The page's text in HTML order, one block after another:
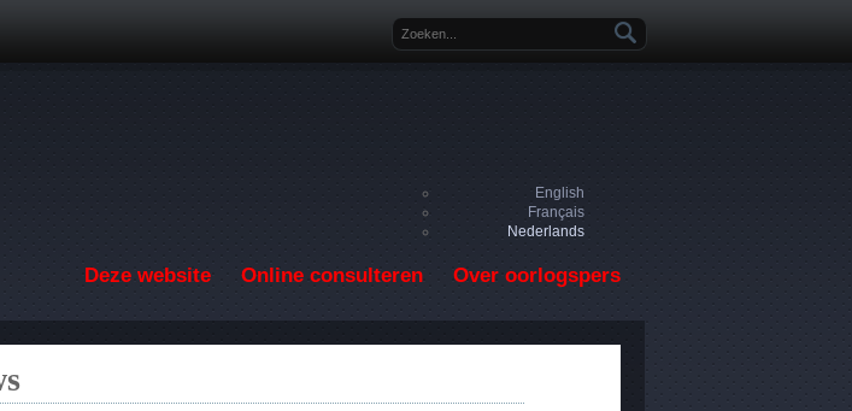
Zoekveld
English
Français
Nederlands
Deze website Online consulteren Over oorlogspers